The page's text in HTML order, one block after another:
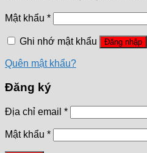
Mật khẩu *
Ghi nhớ mật khẩu Đăng nhập
Quên mật khẩu?
Đăng ký
Địa chỉ email *
Mật khẩu *